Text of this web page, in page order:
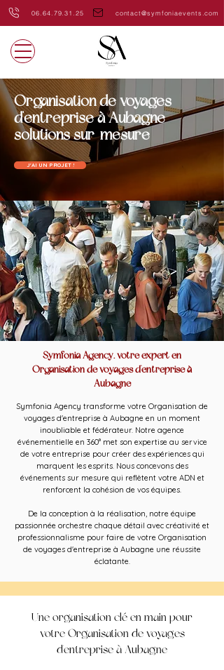
06.64.79.31.25 contact@symfoniaevents.com
Organisation de voyages
d'entreprise à Aubagne -
solutions sur-mesure
J'AI UN PROJET !
Symfonia Agency, votre expert en
Organisation de voyages d'entreprise à
Aubagne
Symfonia Agency transforme votre Organisation de
voyages d'entreprise à Aubagne en un moment
inoubliable et fédérateur. Notre agence
événementielle en 360° met son expertise au service
de votre entreprise pour créer des expériences qui
marquent les esprits. Nous concevons des
événements sur mesure qui reflètent votre ADN et
renforcent la cohésion de vos équipes.
De la conception à la réalisation, notre équipe
passionnée orchestre chaque détail avec créativité et
professionnalisme pour faire de votre Organisation
de voyages d'entreprise à Aubagne une réussite
éclatante.
Une organisation clé en main pour
votre Organisation de voyages
d'entreprise à Aubagne